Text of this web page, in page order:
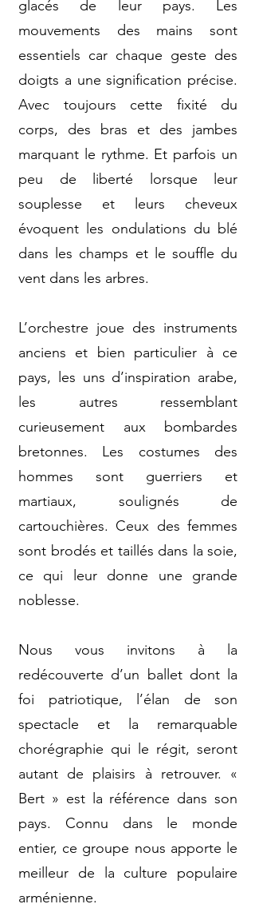
glacés de leur pays. Les
mouvements des mains sont
essentiels car chaque geste des
doigts a une signification précise.
Avec toujours cette fixité du
corps, des bras et des jambes
marquant le rythme. Et parfois un
peu de liberté lorsque leur
souplesse et leurs cheveux
évoquent les ondulations du blé
dans les champs et le souffle du
vent dans les arbres.
L’orchestre joue des instruments
anciens et bien particulier à ce
pays, les uns d’inspiration arabe,
les autres ressemblant
curieusement aux bombardes
bretonnes. Les costumes des
hommes sont guerriers et
martiaux, soulignés de
cartouchières. Ceux des femmes
sont brodés et taillés dans la soie,
ce qui leur donne une grande
noblesse.
Nous vous invitons à la
redécouverte d’un ballet dont la
foi patriotique, l’élan de son
spectacle et la remarquable
chorégraphie qui le régit, seront
autant de plaisirs à retrouver. «
Bert » est la référence dans son
pays. Connu dans le monde
entier, ce groupe nous apporte le
meilleur de la culture populaire
arménienne.